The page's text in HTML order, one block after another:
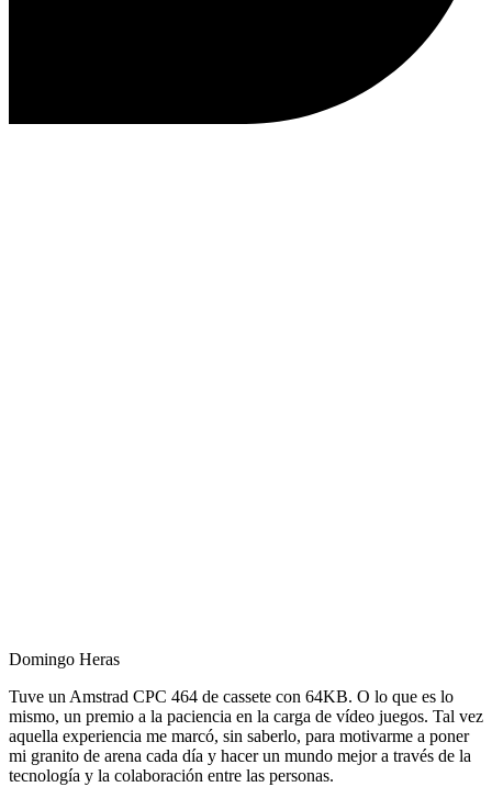
Domingo Heras
Tuve un Amstrad CPC 464 de cassete con 64KB. O lo que es lo
mismo, un premio a la paciencia en la carga de vídeo juegos. Tal vez
aquella experiencia me marcó, sin saberlo, para motivarme a poner
mi granito de arena cada día y hacer un mundo mejor a través de la
tecnología y la colaboración entre las personas.